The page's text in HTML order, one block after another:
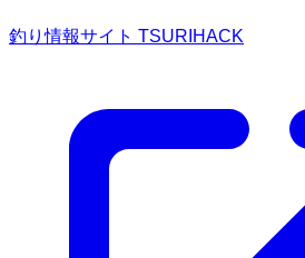
釣り情報サイト TSURIHACK